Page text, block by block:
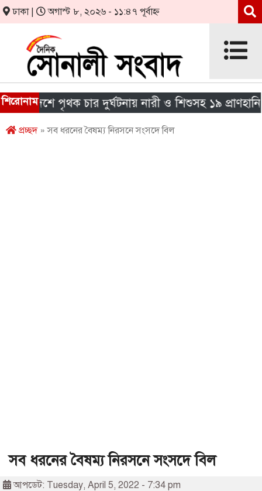
ঢাকা | অগাস্ট ৮, ২০২৬ - ১১:৪৭ পূর্বাহ্ন
শিরোনামপৃথক চার দুর্ঘটনায় নারী ও শিশুসহ ১৯ প্রাণহানি
প্রচ্ছদ» সব ধরনের বৈষম্য নিরসনে সংসদে বিল
সব ধরনের বৈষম্য নিরসনে সংসদে বিল
আপডেট: Tuesday, April 5, 2022 - 7:34 pm